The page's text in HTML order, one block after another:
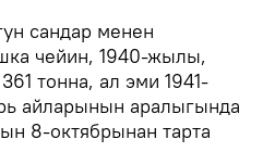
сандар менен
чейин, 1940-жылы,
тонна, ал эми 1941-
айларынын аралыгында
8-октябрынан тарта